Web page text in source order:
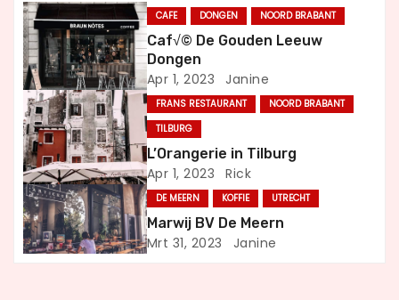
a
v
i
g
a
t
i
CAFE DONGEN NOORD BRABANT
Caf√© De Gouden Leeuw
Dongen
Apr 1, 2023 Janine
FRANS RESTAURANT
NOORD BRABANT
TILBURG
L’Orangerie in Tilburg
Apr 1, 2023 Rick
DE MEERN KOFFIE UTRECHT
Marwij BV De Meern
Mrt 31, 2023 Janine